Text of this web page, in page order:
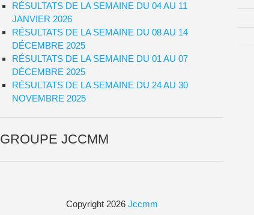
RÉSULTATS DE LA SEMAINE DU 04 AU 11
JANVIER 2026
RÉSULTATS DE LA SEMAINE DU 08 AU 14
DÉCEMBRE 2025
RÉSULTATS DE LA SEMAINE DU 01 AU 07
DÉCEMBRE 2025
RÉSULTATS DE LA SEMAINE DU 24 AU 30
NOVEMBRE 2025
GROUPE JCCMM
Copyright 2026 Jccmm